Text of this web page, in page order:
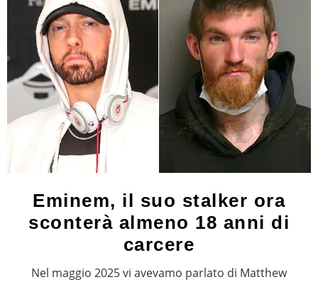
Eminem, il suo stalker ora
sconterà almeno 18 anni di
carcere
Nel maggio 2025 vi avevamo parlato di Matthew